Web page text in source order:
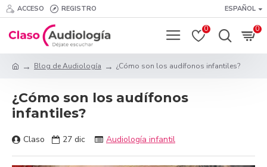
ACCESO REGISTRO ESPAÑOL
0 0
Blog de Audiología ¿Cómo son los audífonos infantiles?
¿Cómo son los audífonos
infantiles?
Claso 27 dic Audiología infantil